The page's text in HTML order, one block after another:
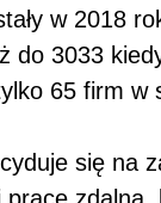
w 2018
do 3033
65 firm w
się na